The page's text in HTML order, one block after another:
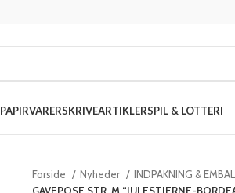
PAPIRVARERSKRIVEARTIKLERSPIL & LOTTERI
Forside Nyheder INDPAKNING &